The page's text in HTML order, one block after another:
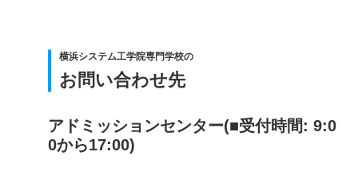
横浜システム工学院専門学校の
お問い合わせ先
アドミッションセンター(■受付時間: 9:0
0から17:00)